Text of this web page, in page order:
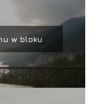
w bloku